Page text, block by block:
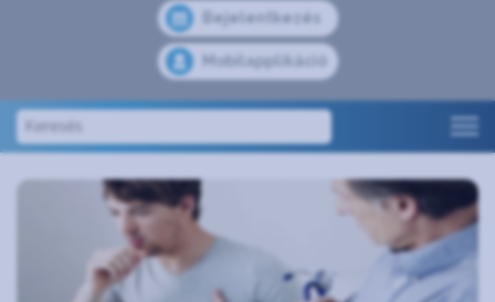
Bejelentkezés
Mobilapplikáció